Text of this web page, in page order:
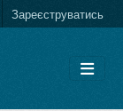
Зареєструватись